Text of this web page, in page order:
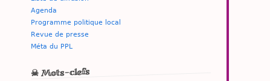
Agenda
Programme politique local
Revue de presse
Méta du PPL
☠ Mots-clefs